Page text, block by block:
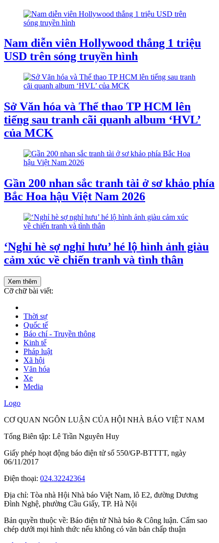
Nam diễn viên Hollywood thắng 1 triệu
USD trên sóng truyền hình
Sở Văn hóa và Thể thao TP HCM lên
tiếng sau tranh cãi quanh album ‘HVL’
của MCK
Gần 200 nhan sắc tranh tài ở sơ khảo phía
Bắc Hoa hậu Việt Nam 2026
‘Nghỉ hè sợ nghỉ hưu’ hé lộ hình ảnh giàu
cảm xúc về chiến tranh và tình thân
Xem thêm
Cỡ chữ bài viết:
Thời sự
Quốc tế
Báo chí - Truyền thông
Kinh tế
Pháp luật
Xã hội
Văn hóa
Xe
Media
Logo
CƠ QUAN NGÔN LUẬN CỦA HỘI NHÀ BÁO VIỆT NAM
Tổng Biên tập: Lê Trần Nguyên Huy
Giấy phép hoạt động báo điện tử số 550/GP-BTTTT, ngày
06/11/2017
Điện thoại: 024.32242364
Địa chỉ: Tòa nhà Hội Nhà báo Việt Nam, lô E2, đường Dương
Đình Nghệ, phường Cầu Giấy, TP. Hà Nội
Bản quyền thuộc về: Báo điện tử Nhà báo & Công luận. Cấm sao
chép dưới mọi hình thức nếu không có văn bản chấp thuận